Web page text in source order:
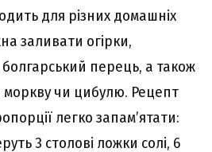
для різних домашніх
заливати огірки,
перець, а також
чи цибулю. Рецепт
легко запам’ятати:
3 столові ложки солі, 6